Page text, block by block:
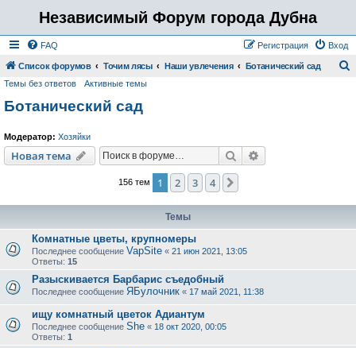
Независимый Форум города Дубна
FAQ Вход
Регистрация
Список форумов Точим лясы Наши увлечения Ботанический сад
Темы без ответов Активные темы
Ботанический сад
Модератор: Хозяйки
Новая тема Поиск
156 тем 1 2 3 4
Темы
Комнатные цветы, крупномеры
Последнее сообщение VapSite « 21 июн 2021, 13:05
Ответы: 15
Разыскивается Барбарис съедобный
Последнее сообщение ЯБулочник « 17 май 2021, 11:38
ищу комнатный цветок Адиантум
Последнее сообщение She « 18 окт 2020, 00:05
Ответы: 1